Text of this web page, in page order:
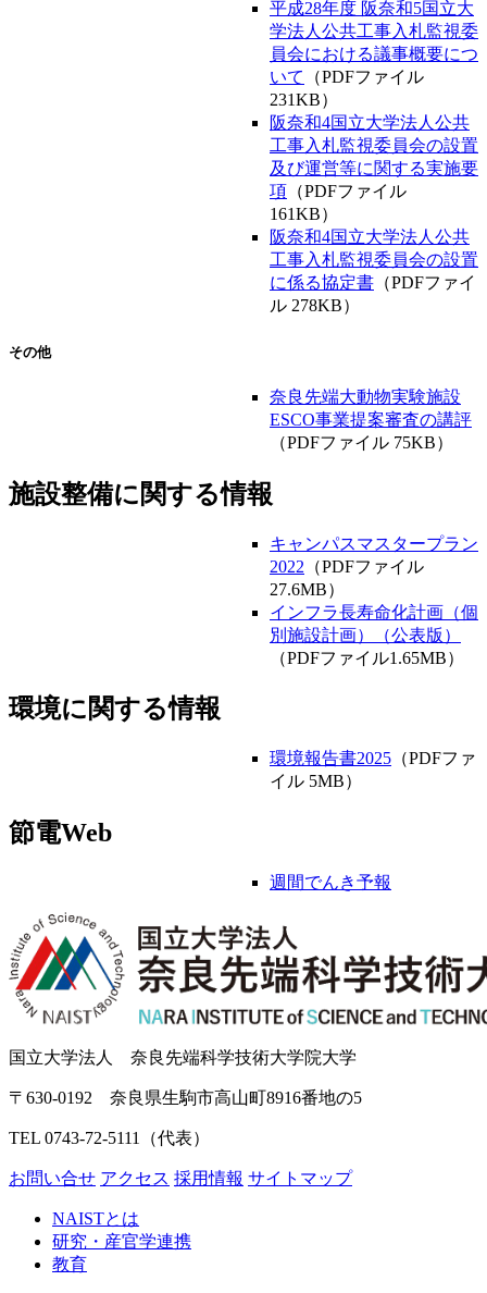
学法人公共工事入札監視委
員会における議事概要につ
いて（PDFファイル
231KB）
阪奈和4国立大学法人公共
工事入札監視委員会の設置
及び運営等に関する実施要
項（PDFファイル
161KB）
阪奈和4国立大学法人公共
工事入札監視委員会の設置
に係る協定書（PDFファイ
ル 278KB）
ESCO事業提案審査の講評
（PDFファイル 75KB）
施設整備に関する情報
2022（PDFファイル
27.6MB）
インフラ長寿命化計画（個
別施設計画）（公表版）
（PDFファイル1.65MB）
環境に関する情報
イル 5MB）
節電Web
研究・産官学連携
教育